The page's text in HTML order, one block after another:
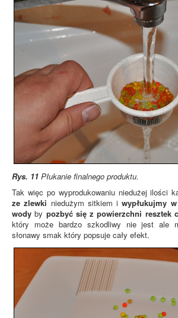
Rys. 11 Płukanie finalnego produktu.
Tak więc po wyprodukowaniu niedużej ilości
ze zlewki niedużym sitkiem iwypłukujmy
wody by pozbyć się z powierzchni resztek
który może bardzo szkodliwy nie jest ale
słonawy smak który popsuje cały efekt.